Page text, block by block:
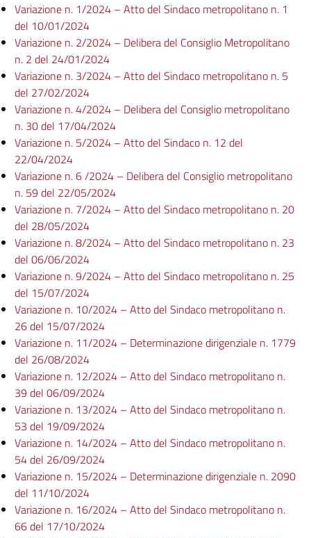
Variazione n. 1/2024 – Atto del Sindaco metropolitano n. 1
del 10/01/2024
Variazione n. 2/2024 – Delibera del Consiglio Metropolitano
n. 2 del 24/01/2024
Variazione n. 3/2024 – Atto del Sindaco metropolitano n. 5
del 27/02/2024
Variazione n. 4/2024 – Delibera del Consiglio metropolitano
n. 30 del 17/04/2024
Variazione n. 5/2024 – Atto del Sindaco n. 12 del
22/04/2024
Variazione n. 6 /2024 – Delibera del Consiglio metropolitano
n. 59 del 22/05/2024
Variazione n. 7/2024 – Atto del Sindaco metropolitano n. 20
del 28/05/2024
Variazione n. 8/2024 – Atto del Sindaco metropolitano n. 23
del 06/06/2024
Variazione n. 9/2024 – Atto del Sindaco metropolitano n. 25
del 15/07/2024
Variazione n. 10/2024 – Atto del Sindaco metropolitano n.
26 del 15/07/2024
Variazione n. 11/2024 – Determinazione dirigenziale n. 1779
del 26/08/2024
Variazione n. 12/2024 – Atto del Sindaco metropolitano n.
39 del 06/09/2024
Variazione n. 13/2024 – Atto del Sindaco metropolitano n.
53 del 19/09/2024
Variazione n. 14/2024 – Atto del Sindaco metropolitano n.
54 del 26/09/2024
Variazione n. 15/2024 – Determinazione dirigenziale n. 2090
del 11/10/2024
Variazione n. 16/2024 – Atto del Sindaco metropolitano n.
66 del 17/10/2024